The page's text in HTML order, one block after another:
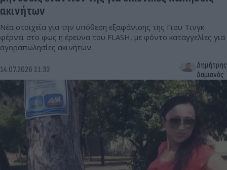
ακινήτων
Νέα στοιχεία για την υπόθεση εξαφάνισης της Γιου Τινγκ
φέρνει στο φως η έρευνα του FLASH, με φόντο καταγγελίες για
αγοραπωλησίες ακινήτων.
14.07.2026 11:33
Δημήτρης
Δαμιανός